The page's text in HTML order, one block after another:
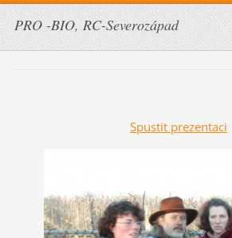
PRO -BIO, RC-Severozápad
Spustit prezentaci